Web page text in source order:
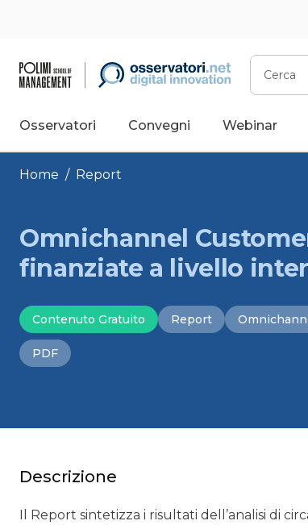
Cerca
Osservatori Convegni Webinar
Home / Report
Omnichannel
finanziate a livello
Contenuto Gratuito Report
PDF
Descrizione
Il Report sintetizza i risultati dell’analisi di